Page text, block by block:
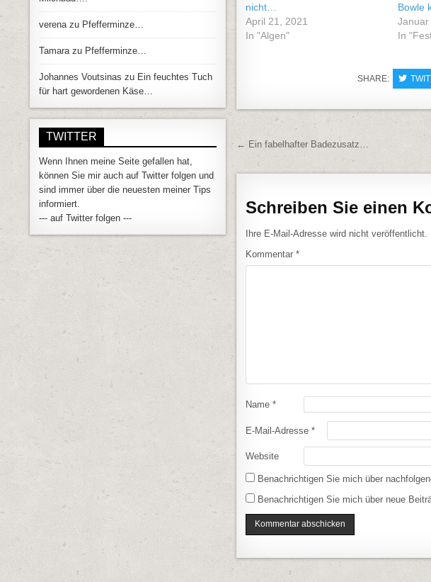
nicht…
April 21, 2021
In "Algen"
Bowle
Januar
In
SHARE:
Beitragsnavigation
← Ein fabelhafter Badezusatz…
Schreiben Sie einen
Ihre E-Mail-Adresse wird nicht veröffentlicht.
Kommentar*
Name*
E-Mail-Adresse*
Website
Benachrichtigen Sie mich über
Benachrichtigen Sie mich über neue
verenazu Pfefferminze…
Tamarazu Pfefferminze…
Johannes Voutsinas zu Ein feuchtes Tuch
für hart gewordenen Käse…
TWITTER
Wenn Ihnen meine Seite gefallen hat,
können Sie mir auch auf Twitter folgen und
sind immer über die neuesten meiner Tips
informiert.
--- auf Twitter folgen ---